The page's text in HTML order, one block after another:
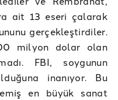
ait 13 eseri çalarak
gerçekleştirdiler.
milyon dolar olan
FBI, soygunun
inanıyor. Bu
en büyük sanat